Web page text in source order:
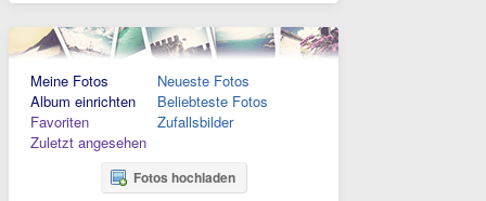
Meine Fotos
Album einrichten
Favoriten
Zuletzt angesehen
Neueste Fotos
Beliebteste Fotos
Zufallsbilder
Fotos hochladen